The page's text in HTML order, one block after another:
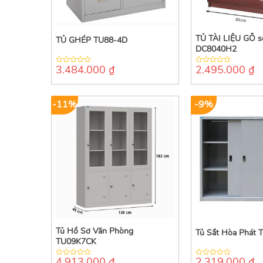
TỦ GHÉP TU88-4D
0
of
3.484.000 ₫
TỦ TÀI LIỆU GỖ
DC8040H2
0
of
2.495.000 ₫
-11%
Tủ Hồ Sơ Văn Phòng
TU09K7CK
-9%
Tủ Sắt Hòa Phát